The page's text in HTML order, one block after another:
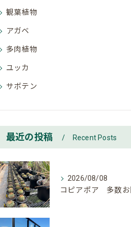
観葉植物
アガベ
多肉植物
ユッカ
サボテン
最近の投稿 Recent Posts
2026/08/08